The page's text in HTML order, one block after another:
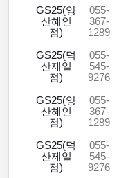
GS25(양
산혜인
점)
055-
367-
1289
GS25(덕
산제일
점)
055-
545-
9276
GS25(양
산혜인
점)
055-
367-
1289
GS25(덕
산제일
점)
055-
545-
9276